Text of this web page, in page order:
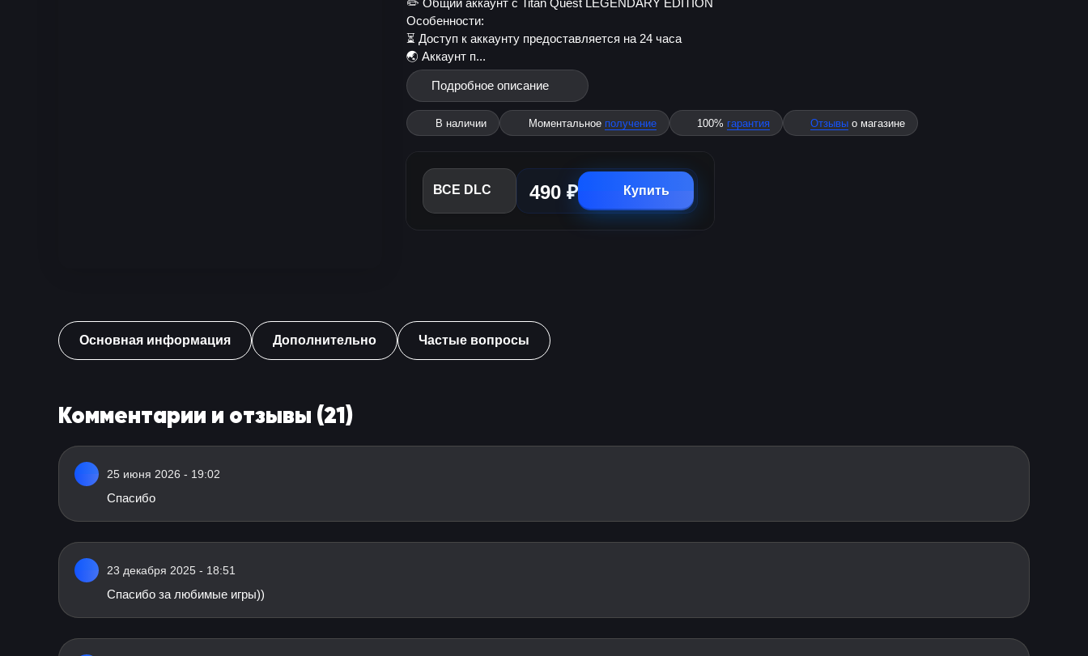
✏️ Общий аккаунт с Titan Quest LEGENDARY EDITION
Особенности:
⏳ Доступ к аккаунту предоставляется на 24 часа
🌏 Аккаунт п...
Подробное описание
В наличии Моментальное получение 100% гарантия Отзывы о магазине
ВСЕ DLC 490 ₽ Купить
Основная информация Дополнительно Частые вопросы
Комментарии и отзывы (21)
25 июня 2026 - 19:02
Спасибо
23 декабря 2025 - 18:51
Спасибо за любимые игры))